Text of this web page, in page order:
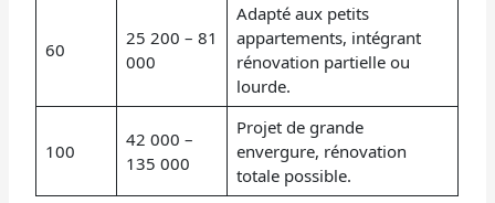
60
25 200 – 81
000
Adapté aux petits
appartements, intégrant
rénovation partielle ou
lourde.
100
42 000 –
135 000
Projet de grande
envergure, rénovation
totale possible.